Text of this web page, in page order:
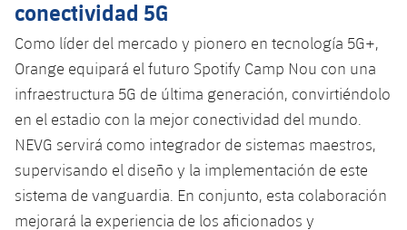
Fotos
VALORANT Game Changers
eFootball
conectividad 5G
Como líder del mercado y pionero en tecnología 5G+,
Orange equipará el futuro Spotify Camp Nou con una
infraestructura 5G de última generación, convirtiéndolo
en el estadio con la mejor conectividad del mundo.
NEVG servirá como integrador de sistemas maestros,
supervisando el diseño y la implementación de este
sistema de vanguardia. En conjunto, esta colaboración
mejorará la experiencia de los aficionados y